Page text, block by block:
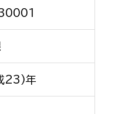
参加したい
い
23)年